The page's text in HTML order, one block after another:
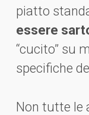
piatto
essere
“cucito” su
specifiche
Non tutte le